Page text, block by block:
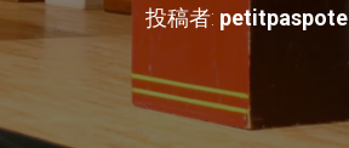
投稿者: petitpaspote